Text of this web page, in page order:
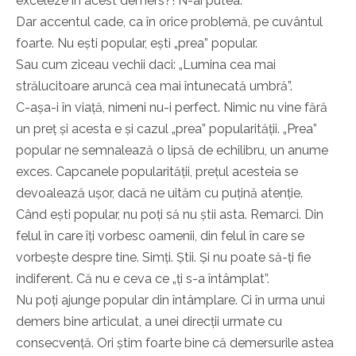
Dar accentul cade, ca în orice problemă, pe cuvântul
foarte. Nu ești popular, ești „prea” popular.
Sau cum ziceau vechii daci: „Lumina cea mai
strălucitoare aruncă cea mai întunecată umbră”.
C-așa-i în viață, nimeni nu-i perfect. Nimic nu vine fără
un preț și acesta e și cazul „prea” popularității. „Prea”
popular ne semnalează o lipsă de echilibru, un anume
exces. Capcanele popularității, prețul acesteia se
devoalează ușor, dacă ne uităm cu puțină atenție.
Când ești popular, nu poți să nu știi asta. Remarci. Din
felul în care îți vorbesc oamenii, din felul în care se
vorbește despre tine. Simți. Știi. Și nu poate să-ți fie
indiferent. Că nu e ceva ce „ți s-a întâmplat”.
Nu poți ajunge popular din întâmplare. Ci în urma unui
demers bine articulat, a unei direcții urmate cu
consecvență. Ori știm foarte bine că demersurile astea